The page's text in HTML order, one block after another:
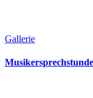
Gallerie
Musikersprechstunde